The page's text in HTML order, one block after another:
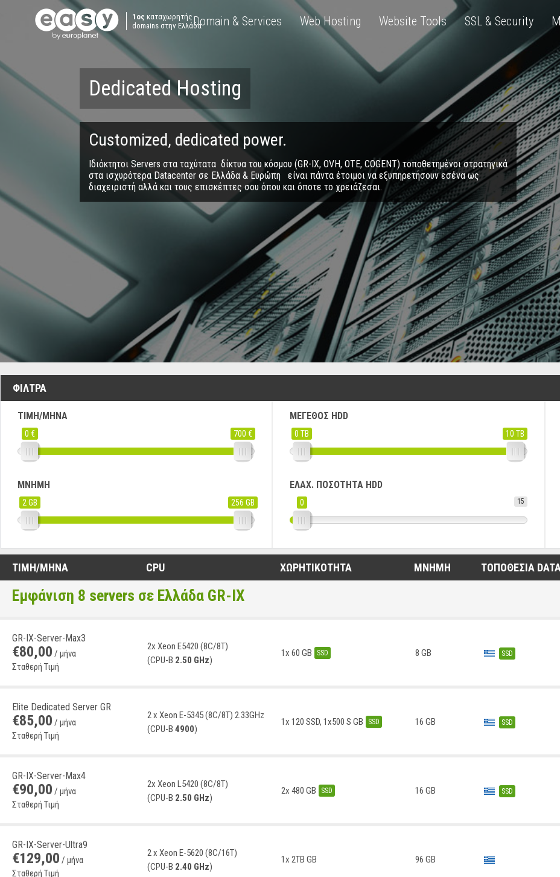
Dedicated Hosting
Customized, dedicated power.
Ιδιόκτητοι Servers στα ταχύτατα δίκτυα του κόσμου (GR-IX, OVH, OTE, COGENT) τοποθετημένοι στρατηγικά
στα ισχυρότερα Datacenter σε Ελλάδα & Ευρώπη είναι πάντα έτοιμοι να εξυπηρετήσουν εσένα ως
διαχειριστή αλλά και τους επισκέπτες σου όπου και όποτε το χρειάζεσαι.
ΦΊΛΤΡΑ
ΤΙΜΉ/ΜΉΝΑ
0 € 700 €
ΜΝΉΜΗ
2 GB 256 GB
ΜΈΓΕΘΟΣ HDD
0 TB 10 TB
ΕΛΆΧ. ΠΟΣΌΤΗΤΑ HDD
15
0
ΤΙΜΉ/ΜΉΝΑ CPU ΧΩΡΗΤΙΚΌΤΗΤΑ ΜΝΉΜΗ ΤΟΠΟΘΕΣΊΑ
Εμφάνιση 8 servers σε Ελλάδα GR-IX
GR-IX-Server-Max3
€80,00 / μήνα
Σταθερή Τιμή
2x Xeon E5420 (8C/8T)
(CPU-B 2.50 GHz)
1x 60 GB SSD 8 GB SSD
Elite Dedicated Server GR
€85,00 / μήνα
Σταθερή Τιμή
2 x Xeon E-5345 (8C/8T) 2.33GHz
(CPU-B 4900)
1x 120 SSD, 1x500 S GB SSD 16 GB SSD
GR-IX-Server-Max4
€90,00 / μήνα
Σταθερή Τιμή
2x Xeon L5420 (8C/8T)
(CPU-B 2.50 GHz)
2x 480 GB SSD 16 GB SSD
GR-IX-Server-Ultra9
€129,00 / μήνα
Σταθερή Τιμή
2 x Xeon E-5620 (8C/16T)
(CPU-B 2.40 GHz)
1x 2TB GB 96 GB
1ος καταχωρητής
domains στην ΕλλάδαDomain & Services Web Hosting Website Tools SSL & Security